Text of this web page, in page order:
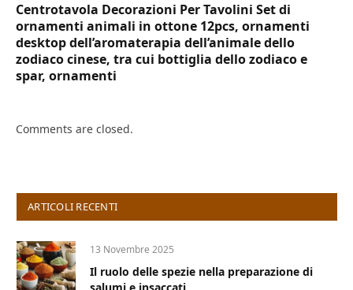
Centrotavola Decorazioni Per Tavolini Set di
ornamenti animali in ottone 12pcs, ornamenti
desktop dell’aromaterapia dell’animale dello
zodiaco cinese, tra cui bottiglia dello zodiaco e
spar, ornamenti
Comments are closed.
ARTICOLI RECENTI
13 Novembre 2025
Il ruolo delle spezie nella preparazione di